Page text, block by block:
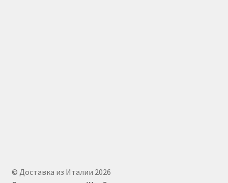
© Доставка из Италии 2026